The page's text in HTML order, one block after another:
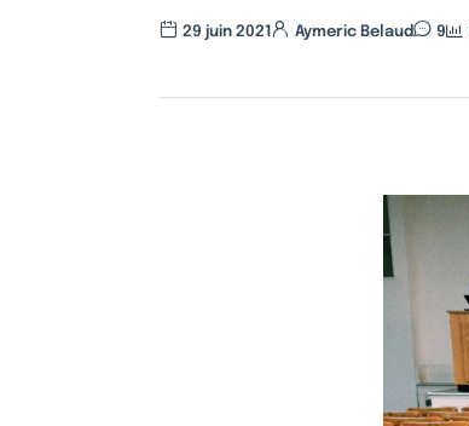
29 juin 2021 Aymeric Belaud 9